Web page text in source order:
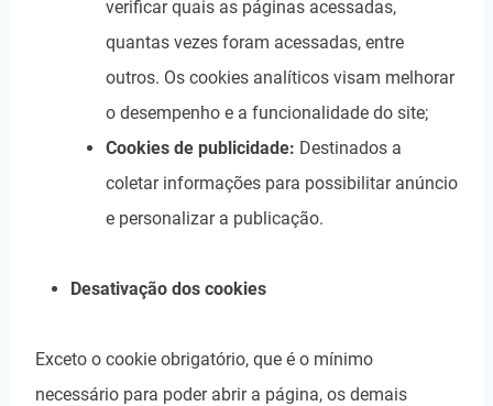
verificar quais as páginas acessadas,
quantas vezes foram acessadas, entre
outros. Os cookies analíticos visam melhorar
o desempenho e a funcionalidade do site;
Cookies de publicidade: Destinados a
coletar informações para possibilitar anúncio
e personalizar a publicação.
Desativação dos cookies
Exceto o cookie obrigatório, que é o mínimo
necessário para poder abrir a página, os demais